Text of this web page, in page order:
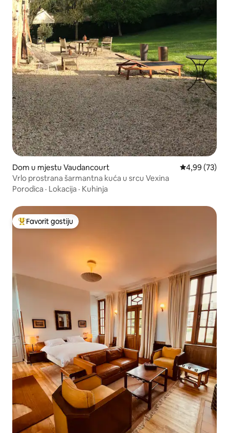
Dom u mjestu Vaudancourt Prosječna
4,99 (73)
Vrlo prostrana šarmantna kuća u srcu Vexina
Porodica · Lokacija · Kuhinja
Glavni favorit gostiju
Favorit gostiju